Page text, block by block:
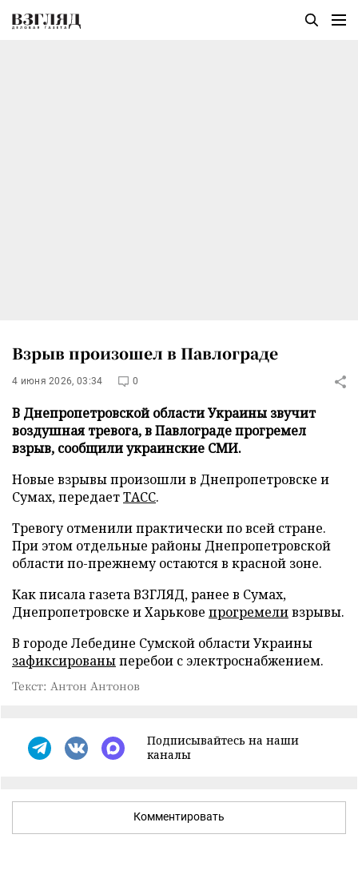
Взрыв произошел в Павлограде
4 июня 2026, 03:34 0
В Днепропетровской области Украины звучит
воздушная тревога, в Павлограде прогремел
взрыв, сообщили украинские СМИ.
Новые взрывы произошли в Днепропетровске и
Сумах, передаетТАСС.
Тревогу отменили практически по всей стране.
При этом отдельные районы Днепропетровской
области по-прежнему остаются в красной зоне.
Как писала газета ВЗГЛЯД, ранее в Сумах,
Днепропетровске и Харькове прогремеливзрывы.
В городе Лебедине Сумской области Украины
зафиксированыперебои с электроснабжением.
Текст: Антон Антонов
Подписывайтесь на наши
каналы
Комментировать